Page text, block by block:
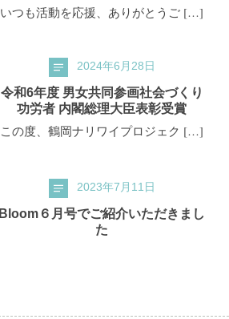
いつも活動を応援、ありがとうご […]
2024年6月28日
令和6年度 男女共同参画社会づくり
功労者 内閣総理大臣表彰受賞
この度、鶴岡ナリワイプロジェク […]
2023年7月11日
Bloom６月号でご紹介いただきまし
た